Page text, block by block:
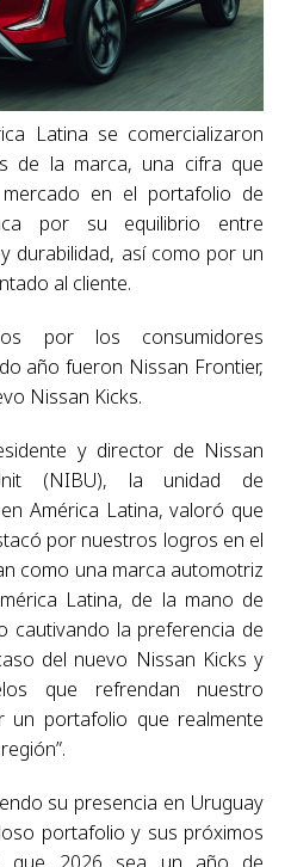
Latina se comercializaron
de la marca, una cifra que
en el portafolio de
por su equilibrio entre
durabilidad, así como por un
al cliente.
por los consumidores
año fueron Nissan Frontier,
Nissan Kicks.
y director de Nissan
(NIBU), la unidad de
América Latina, valoró que
por nuestros logros en el
como una marca automotriz
Latina, de la mano de
cautivando la preferencia de
del nuevo Nissan Kicks y
que refrendan nuestro
un portafolio que realmente
su presencia en Uruguay
portafolio y sus próximos
que 2026 sea un año de